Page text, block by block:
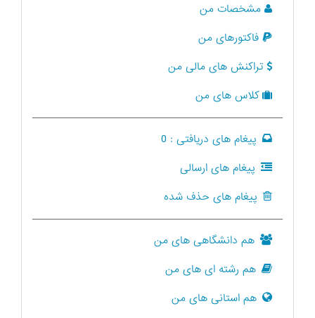
مشخصات من
فاکتورهای من
تراکنش های مالی من
کلاس های من
پیغام های دریافتی : 0
پیغام های ارسالی
پیغام های حذف شده
هم دانشگاهی های من
هم رشته ای های من
هم استانی های من